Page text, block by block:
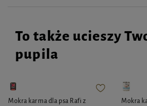
To także ucieszy
pupila
Mokra karma dla psa Rafi z
Mokra